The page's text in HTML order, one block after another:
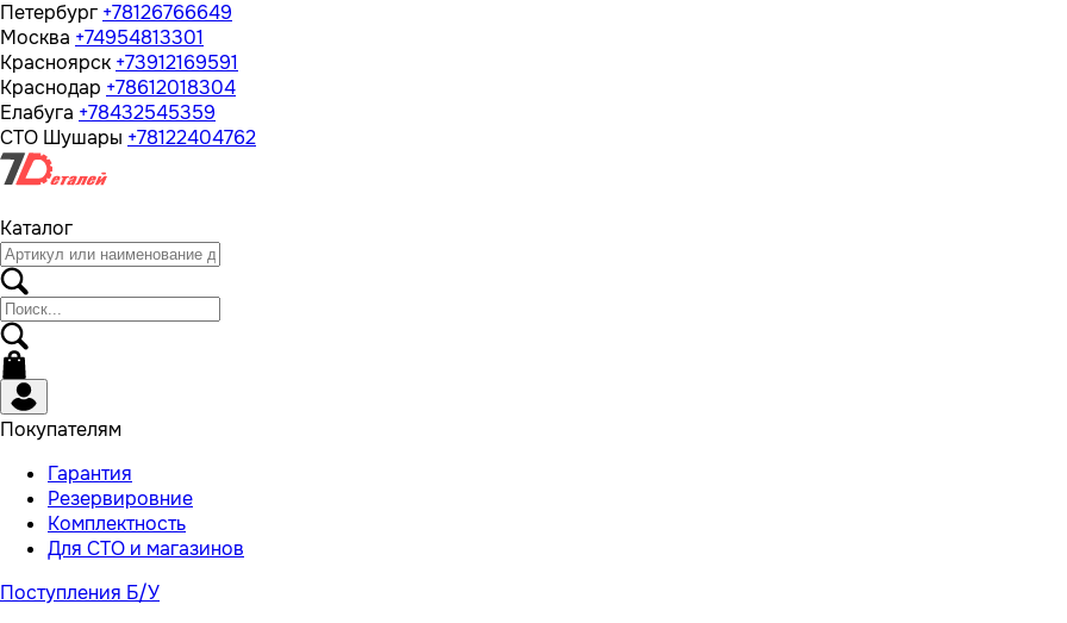
Петербург +78126766649
Москва +74954813301
Красноярск +73912169591
Краснодар +78612018304
Елабуга +78432545359
СТО Шушары +78122404762
Каталог
Покупателям
Гарантия
Резервировние
Комплектность
Для СТО и магазинов
Поступления Б/У